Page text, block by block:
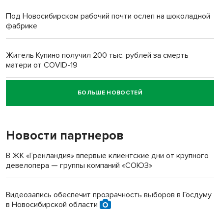
Под Новосибирском рабочий почти ослеп на шоколадной
фабрике
Житель Купино получил 200 тыс. рублей за смерть
матери от COVID-19
Новосибирский суд наказал водителя за смерть
пенсионерки на вокзале
БОЛЬШЕ НОВОСТЕЙ
Новости партнеров
В ЖК «Гренландия» впервые клиентские дни от крупного
девелопера — группы компаний «СОЮЗ»
Видеозапись обеспечит прозрачность выборов в Госдуму
в Новосибирской области